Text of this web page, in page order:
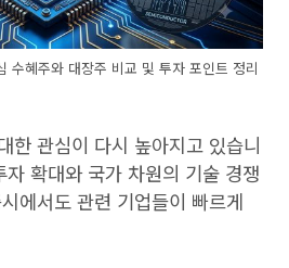
수혜주와 대장주 비교 및 투자 포인트 정리
한 관심이 다시 높아지고 있습니
확대와 국가 차원의 기술 경쟁
에서도 관련 기업들이 빠르게